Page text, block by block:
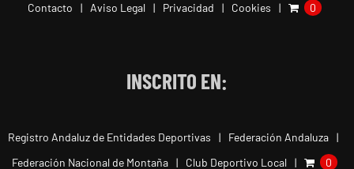
Contacto Aviso Legal Privacidad Cookies 0
INSCRITO EN:
Registro Andaluz de Entidades Deportivas
Federación Andaluza
Federación Nacional de Montaña
Club Deportivo Local 0